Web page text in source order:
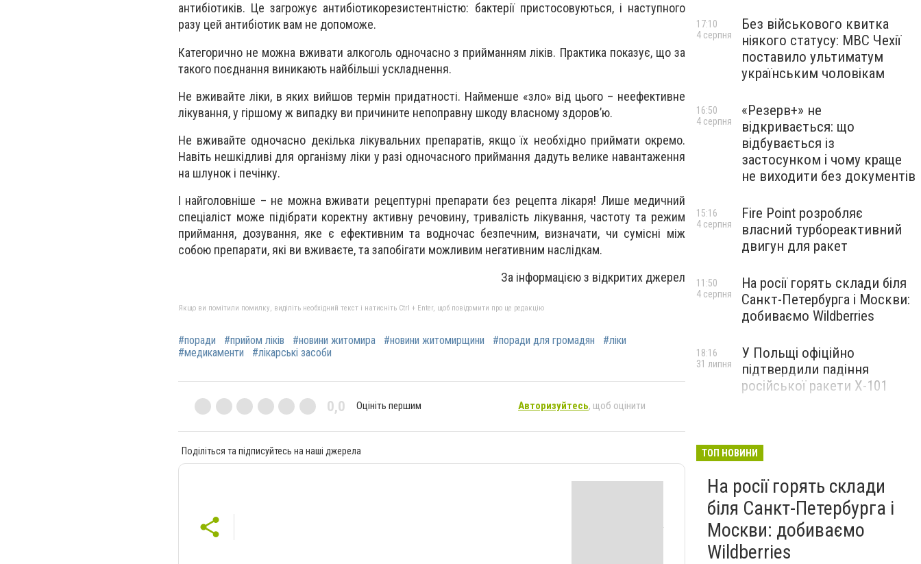
антибіотиків. Це загрожує антибіотикорезистентністю: бактерії пристосовуються, і наступного
разу цей антибіотик вам не допоможе.
Категорично не можна вживати алкоголь одночасно з прийманням ліків. Практика показує, що за
такого поєднання виникають найбільші ускладнення.
Не вживайте ліки, в яких вийшов термін придатності. Найменше «зло» від цього – неефективне
лікування, у гіршому ж випадку ви причините непоправну шкоду власному здоров’ю.
Не вживайте одночасно декілька лікувальних препаратів, якщо їх необхідно приймати окремо.
Навіть нешкідливі для організму ліки у разі одночасного приймання дадуть велике навантаження
на шлунок і печінку.
І найголовніше – не можна вживати рецептурні препарати без рецепта лікаря! Лише медичний
спеціаліст може підібрати коректну активну речовину, тривалість лікування, частоту та режим
приймання, дозування, яке є ефективним та водночас безпечним, визначати, чи сумісні між
собою препарати, які ви вживаєте, та запобігати можливим негативним наслідкам.
За інформацією з відкритих джерел
Якщо ви помітили помилку, виділіть необхідний текст і натисніть Ctrl + Enter, щоб повідомити про це редакцію
#поради #прийом ліків #новини житомира #новини житомирщини #поради для громадян
#ліки
#медикаменти
#лікарські засоби
0,0 Оцініть першим Авторизуйтесь, щоб оцінити
Поділіться та підписуйтесь на наші джерела
Без військового квитка
ніякого статусу: МВС Чехії
поставило ультиматум
українським чоловікам
17:10
4 серпня
«Резерв+» не
відкривається: що
відбувається із
застосунком і чому краще
не виходити без документів
16:50
4 серпня
Fire Point розробляє
власний турбореактивний
двигун для ракет
15:16
4 серпня
На росії горять склади біля
Санкт-Петербурга і Москви:
добиваємо Wildberries
11:50
4 серпня
У Польщі офіційно
підтвердили падіння
російської ракети Х-101
18:16
31 липня
ТОП НОВИНИ
На росії горять склади
біля Санкт-Петербурга і
Москви: добиваємо
Wildberries